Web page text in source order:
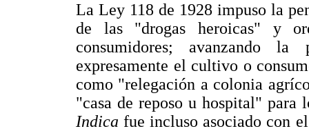
La Ley 118 de 1928 impuso la
de las "drogas heroicas" y
consumidores; avanzando
expresamente el cultivo o
como "relegación a colonia
"casa de reposo u hospital"
Indicafue incluso asociado con